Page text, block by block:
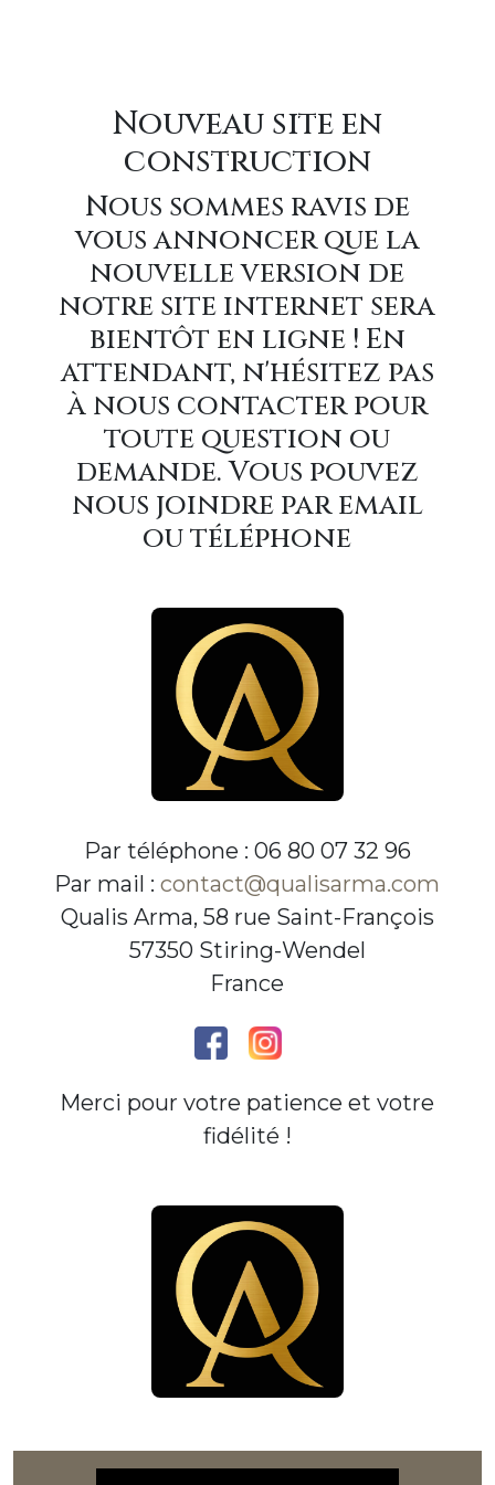
Nouveau site en
construction
Nous sommes ravis de
vous annoncer que la
nouvelle version de
notre site internet sera
bientôt en ligne ! En
attendant, n'hésitez pas
à nous contacter pour
toute question ou
demande. Vous pouvez
nous joindre par email
ou téléphone
Par téléphone : 06 80 07 32 96
Par mail :contact@qualisarma.com
Qualis Arma, 58 rue Saint-François
57350 Stiring-Wendel
France
Merci pour votre patience et votre
fidélité !